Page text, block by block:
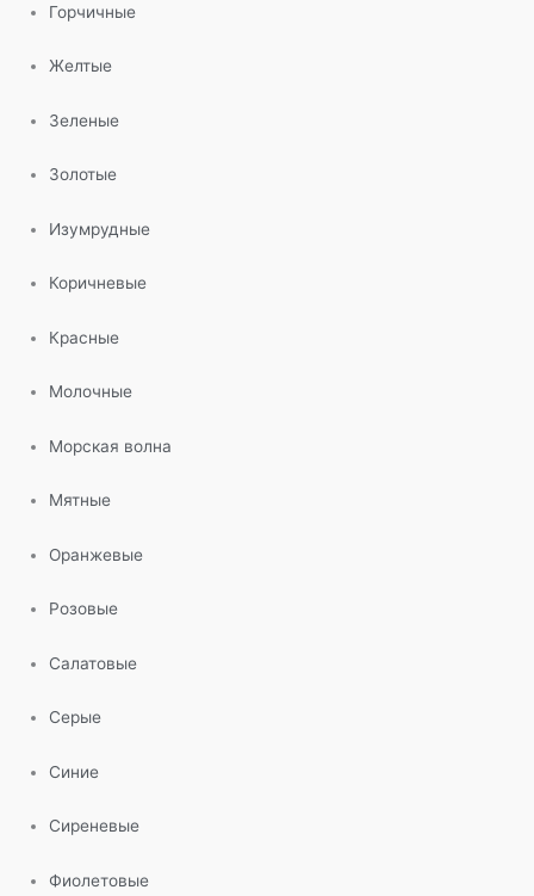
Горчичные
Желтые
Зеленые
Золотые
Изумрудные
Коричневые
Красные
Молочные
Морская волна
Мятные
Оранжевые
Розовые
Салатовые
Серые
Синие
Сиреневые
Фиолетовые